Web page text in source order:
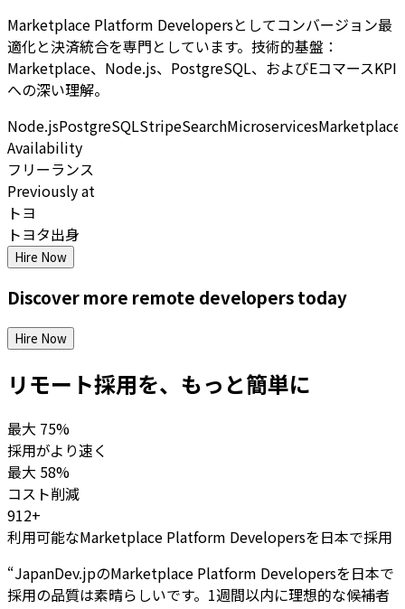
Marketplace Platform Developersとしてコンバージョン最
適化と決済統合を専門としています。技術的基盤：
Marketplace、Node.js、PostgreSQL、およびEコマースKPI
への深い理解。
Node.jsPostgreSQLStripeSearchMicroservicesMarketplace
Availability
フリーランス
Previously at
トヨ
トヨタ出身
Hire Now
Discover more remote developerstoday
Hire Now
リモート採用を、もっと簡単に
最大 75%
採用がより速く
最大 58%
コスト削減
912+
利用可能なMarketplace Platform Developersを日本で採用
“JapanDev.jpのMarketplace Platform Developersを日本で
採用の品質は素晴らしいです。1週間以内に理想的な候補者